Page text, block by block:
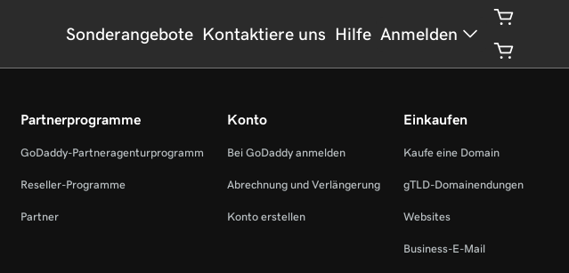
Sonderangebote Kontaktiere uns Hilfe Anmelden
Partnerprogramme
GoDaddy-Partneragenturprogramm
Reseller-Programme
Partner
Konto
Bei GoDaddy anmelden
Abrechnung und Verlängerung
Konto erstellen
Einkaufen
Kaufe eine Domain
gTLD-Domainendungen
Websites
Business-E-Mail